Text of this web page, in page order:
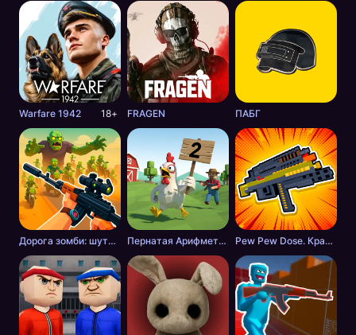
Warfare 1942 18+ FRAGEN ПАБГ
Дорога зомби: шутер с разрушениями Пернатая Арифметика Pew Pew Dose. Крафт оружия